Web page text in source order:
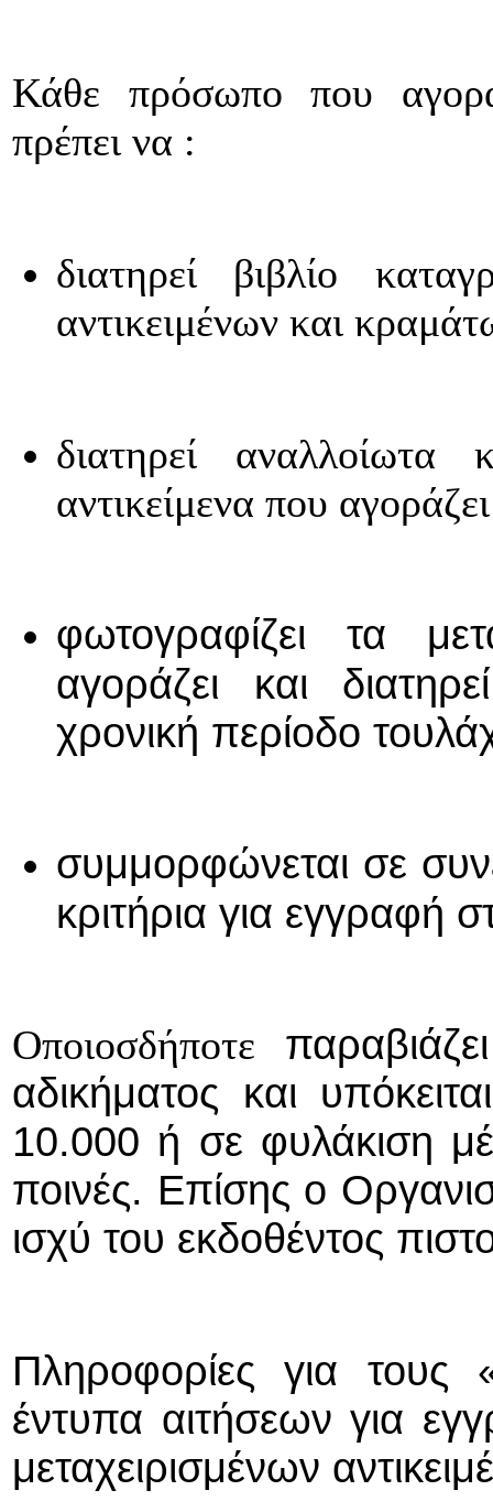
Κάθε πρόσωπο που
πρέπει να :
διατηρεί βιβλίο
αντικειμένων και
διατηρεί
αντικείμενα που
φωτογραφίζει τα
αγοράζει και
χρονική περίοδο
συμμορφώνεται σε
κριτήρια για εγγραφή
Οποιοσδήποτε
αδικήματος και
10.000 ή σε φυλάκιση
ποινές. Επίσης ο
ισχύ του εκδοθέντος
Πληροφορίες για τους
έντυπα αιτήσεων για
μεταχειρισμένων